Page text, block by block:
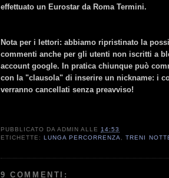
effettuato un Eurostar da Roma Termini.
Nota per i lettori: abbiamo ripristinato la
commenti anche per gli utenti non iscritti a
account google. In pratica chiunque può
con la "clausola" di inserire un nickname: i
verranno cancellati senza preavviso!
PUBBLICATO DAADMIN ALLE 14:53
ETICHETTE:LUNGA PERCORRENZA ,TRENI
9 COMMENTI: